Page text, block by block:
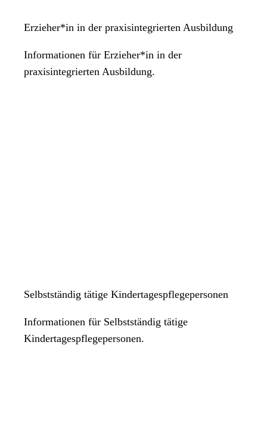
Erzieher*in in der praxisintegrierten Ausbildung
Informationen für Erzieher*in in der
praxisintegrierten Ausbildung.
Selbstständig tätige Kindertagespflegepersonen
Informationen für Selbstständig tätige
Kindertagespflegepersonen.